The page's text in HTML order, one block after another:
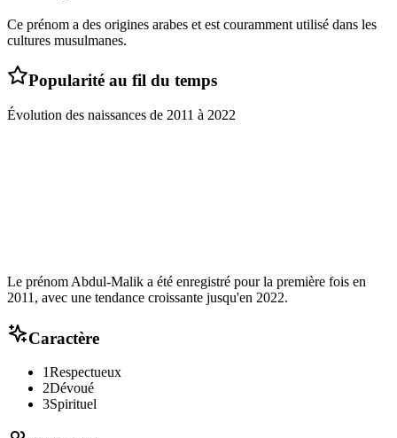
Ce prénom a des origines arabes et est couramment utilisé dans les
cultures musulmanes.
Popularité au fil du temps
Évolution des naissances de 2011 à 2022
Le prénom Abdul-Malik a été enregistré pour la première fois en
2011, avec une tendance croissante jusqu'en 2022.
Caractère
1Respectueux
2Dévoué
3Spirituel